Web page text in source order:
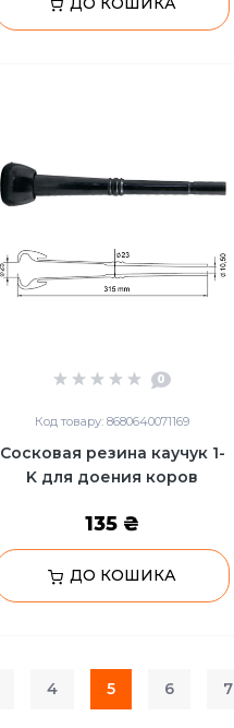
0
Код товару: 8680640071169
Сосковая резина каучук 1-
K для доения коров
135 ₴
ДО КОШИКА
4 5 6 7